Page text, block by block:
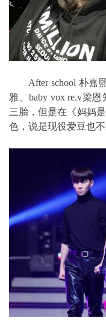
After school 朴嘉熙
雅、baby vox re.v梁
三胎，但是在《妈妈
色，说是现役爱豆也不